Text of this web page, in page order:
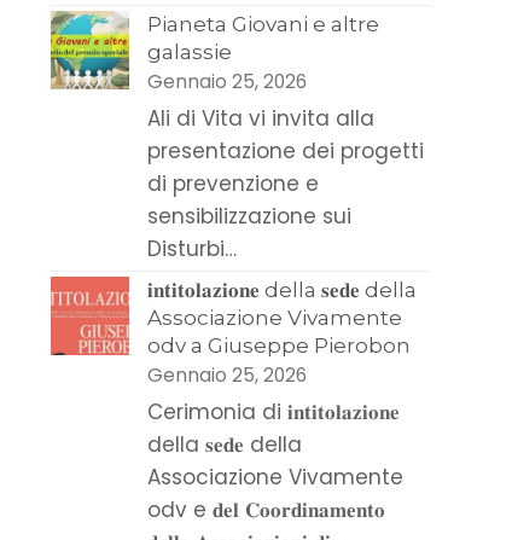
Pianeta Giovani e altre
galassie
Gennaio 25, 2026
Ali di Vita vi invita alla
presentazione dei progetti
di prevenzione e
sensibilizzazione sui
Disturbi…
𝐢𝐧𝐭𝐢𝐭𝐨𝐥𝐚𝐳𝐢𝐨𝐧𝐞 della 𝐬𝐞𝐝𝐞 della
Associazione Vivamente
odv a Giuseppe Pierobon
Gennaio 25, 2026
Cerimonia di 𝐢𝐧𝐭𝐢𝐭𝐨𝐥𝐚𝐳𝐢𝐨𝐧𝐞
della 𝐬𝐞𝐝𝐞 della
Associazione Vivamente
odv e 𝐝𝐞𝐥 𝐂𝐨𝐨𝐫𝐝𝐢𝐧𝐚𝐦𝐞𝐧𝐭𝐨